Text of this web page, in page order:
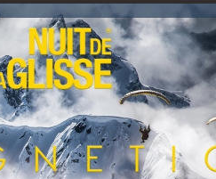
Aujourd'hui : T° Min : °C T° Max :°C
Suivez en direct l'actualité des stations